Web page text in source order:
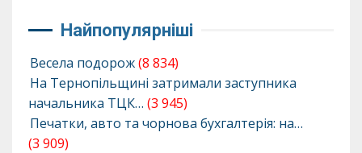
Найпопулярніші
Весела подорож(8 834)
На Тернопільщині затримали заступника
начальника ТЦК… (3 945)
Печатки, авто та чорнова бухгалтерія: на…
(3 909)